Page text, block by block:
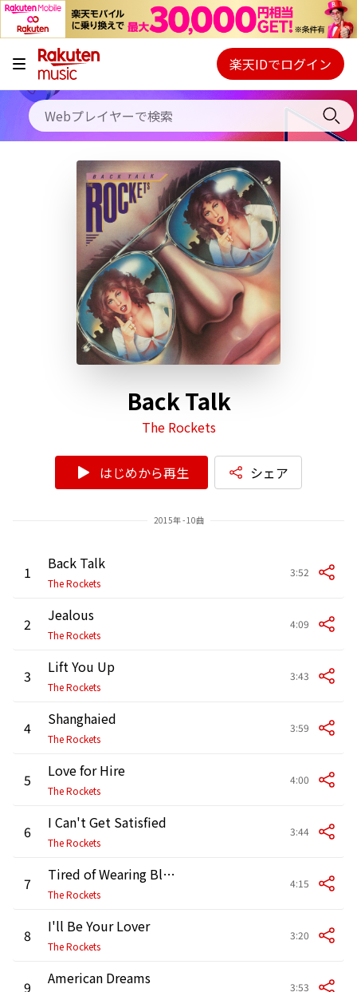
キャンペーン
料金プラン
使い方
初回30日間無料お試し
Webプレイヤー
ご契約内容の確認・変更
楽天IDでログイン
Back Talk
The Rockets
はじめから再生 シェア
2015年 - 10曲
1 Back Talk
The Rockets
3:52
2 Jealous
The Rockets
4:09
3 Lift You Up
The Rockets
3:43
4 Shanghaied
The Rockets
3:59
5 Love for Hire
The Rockets
4:00
6 I Can't Get Satisfied
The Rockets
3:44
7 Tired of Wearing Black
The Rockets
4:15
8 I'll Be Your Lover
The Rockets
3:20
9 American Dreams 3:53